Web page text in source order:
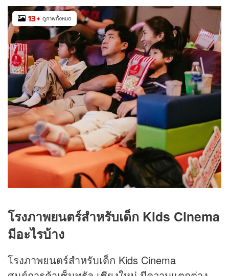
13+ ดูภาพทั้งหมด
โรงภาพยนตร์สำหรับเด็ก Kids Cinema
มีอะไรบ้าง
โรงภาพยนตร์สำหรับเด็ก Kids Cinema